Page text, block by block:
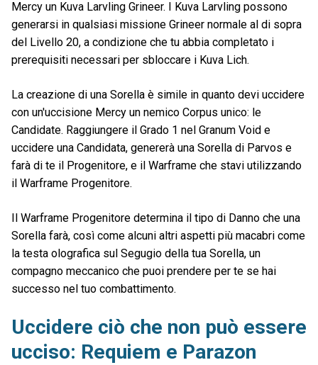
Mercy un Kuva Larvling Grineer. I Kuva Larvling possono
generarsi in qualsiasi missione Grineer normale al di sopra
del Livello 20, a condizione che tu abbia completato i
prerequisiti necessari per sbloccare i Kuva Lich.
La creazione di una Sorella è simile in quanto devi uccidere
con un'uccisione Mercy un nemico Corpus unico: le
Candidate. Raggiungere il Grado 1 nel Granum Void e
uccidere una Candidata, genererà una Sorella di Parvos e
farà di te il Progenitore, e il Warframe che stavi utilizzando
il Warframe Progenitore.
Il Warframe Progenitore determina il tipo di Danno che una
Sorella farà, così come alcuni altri aspetti più macabri come
la testa olografica sul Segugio della tua Sorella, un
compagno meccanico che puoi prendere per te se hai
successo nel tuo combattimento.
Uccidere ciò che non può essere
ucciso: Requiem e Parazon